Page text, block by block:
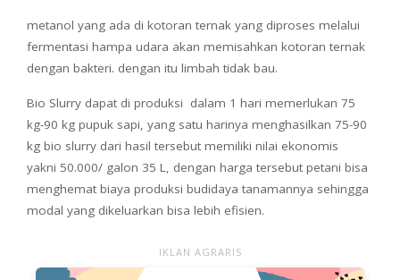
metanol yang ada di kotoran ternak yang diproses melalui
fermentasi hampa udara akan memisahkan kotoran ternak
dengan bakteri. dengan itu limbah tidak bau.
Bio Slurry dapat di produksi dalam 1 hari memerlukan 75
kg-90 kg pupuk sapi, yang satu harinya menghasilkan 75-90
kg bio slurry dari hasil tersebut memiliki nilai ekonomis
yakni 50.000/ galon 35 L, dengan harga tersebut petani bisa
menghemat biaya produksi budidaya tanamannya sehingga
modal yang dikeluarkan bisa lebih efisien.
IKLAN AGRARIS